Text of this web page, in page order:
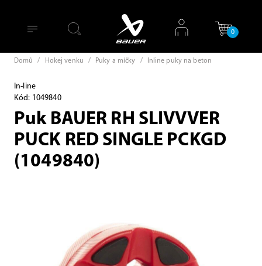
0
Domů / Hokej venku / Puky a míčky / Inline puky na beton
In-line
Kód: 1049840
Puk BAUER RH SLIVVVER
PUCK RED SINGLE PCKGD
(1049840)